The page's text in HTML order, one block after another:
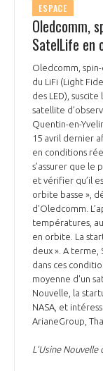
ESPACE
Oledcomm,
SatelLife en
Oledcomm,
du LiFi (Light
des LED),
satellite
Quentin-en-
15 avril dernier
en conditions
s’assurer que le
et vérifier qu’il
orbite basse »,
d’Oledcomm.
températures,
en orbite. La
deux ». A
dans ces
moyenne d'un
Nouvelle, la
NASA, et
ArianeGroup,
L’Usine Nouvelle